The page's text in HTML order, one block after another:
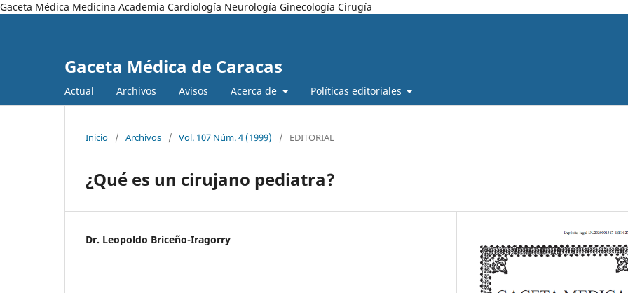
Gaceta Médica Medicina Academia Cardiología Neurología Ginecología Cirugía
Gaceta Médica de Caracas
Actual Archivos Avisos Acerca de Políticas editoriales
Inicio / Archivos / Vol. 107 Núm. 4 (1999) / EDITORIAL
¿Qué es un cirujano pediatra?
Dr. Leopoldo Briceño-Iragorry